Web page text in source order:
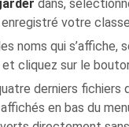
dans,
enregistré votre
noms qui s’affiche,
et cliquez sur le
derniers fichiers
en bas du